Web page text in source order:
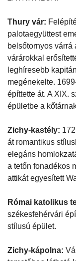
Thury vár:
palotaegyüttest
belsőtornyos várrá
várárokkal
leghíresebb
megénekelte.
építtette át. A XIX.
épületbe a
Zichy-kastély:
át romantikus
elegáns
a tetőn fonadékos
attikát egyesített
Római katolikus
székesfehérvári
stílusú épület.
Zichy-kápolna: